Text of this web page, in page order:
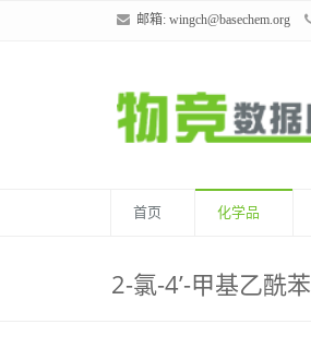
邮箱: wingch@basechem.org
首页 化学品
2-氯-4’-甲基乙酰苯